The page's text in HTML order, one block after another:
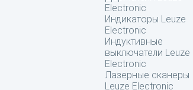
Electronic
Индикаторы Leuze
Electronic
Индуктивные
выключатели Leuze
Electronic
Лазерные сканеры
Leuze Electronic